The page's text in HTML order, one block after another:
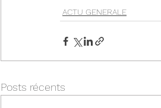
ACTU GENERALE
Posts récents